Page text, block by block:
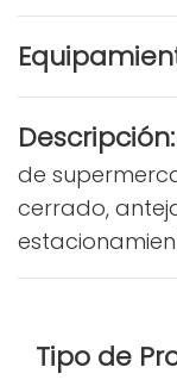
Descripción:
de
cerrado,
Tipo de